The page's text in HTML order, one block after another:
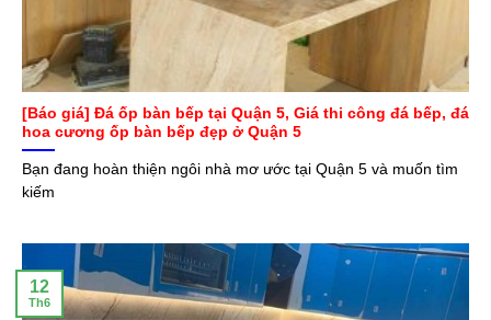
[Báo giá] Đá ốp bàn bếp tại Quận 5, Giá thi công đá bếp, đá
hoa cương ốp bàn bếp đẹp ở Quận 5
Bạn đang hoàn thiện ngôi nhà mơ ước tại Quận 5 và muốn tìm
kiếm
12
Th6